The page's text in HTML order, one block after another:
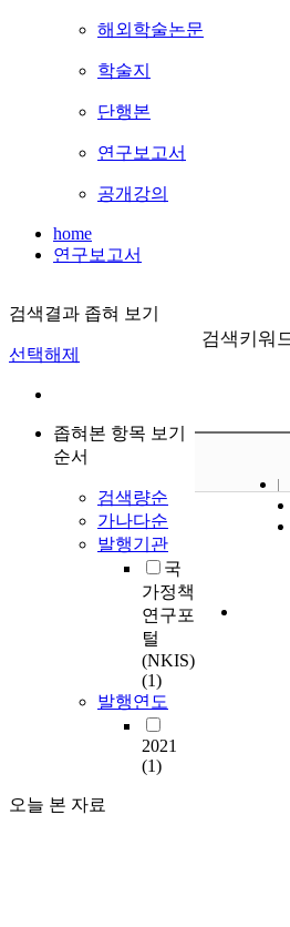
해외학술논문
학술지
단행본
연구보고서
공개강의
home
연구보고서
검색결과 좁혀 보기
선택해제
좁혀본 항목 보기
순서
검색량순
가나다순
발행기관
국
가정책
연구포
털
(NKIS)
(1)
발행연도
2021
(1)
오늘 본 자료
검색키워